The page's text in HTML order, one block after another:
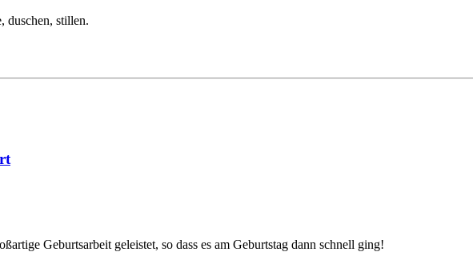
duschen, stillen.
Geburtsarbeit geleistet, so dass es am Geburtstag dann schnell ging!